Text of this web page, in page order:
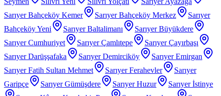
Sarıyer Bahçeköy Kemer
Sarıyer Bahçeköy Merkez
Sarıyer
Bahçeköy Yeni
Sarıyer Baltalimanı
Sarıyer Büyükdere
Sarıyer Cumhuriyet
Sarıyer Çamlıtepe
Sarıyer Çayırbaşı
Sarıyer Darüşşafaka
Sarıyer Demirciköy
Sarıyer Emirgan
Sarıyer Fatih Sultan Mehmet
Sarıyer Ferahevler
Sarıyer
Garipçe
Sarıyer Gümüşdere Sarıyer Huzur
Sarıyer İstinye